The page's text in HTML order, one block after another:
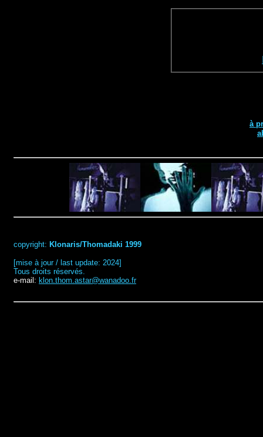
à
copyright: Klonaris/Thomadaki 1999
[mise à jour / last update: 2024]
Tous droits réservés.
e-mail: klon.thom.astar@wanadoo.fr